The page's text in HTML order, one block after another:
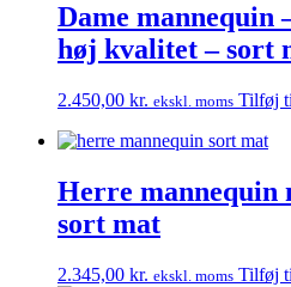
Dame mannequin
høj kvalitet – sort
2.450,00 kr. ekskl. moms Tilføj
Herre mannequin
sort mat
2.345,00 kr. ekskl. moms Tilføj